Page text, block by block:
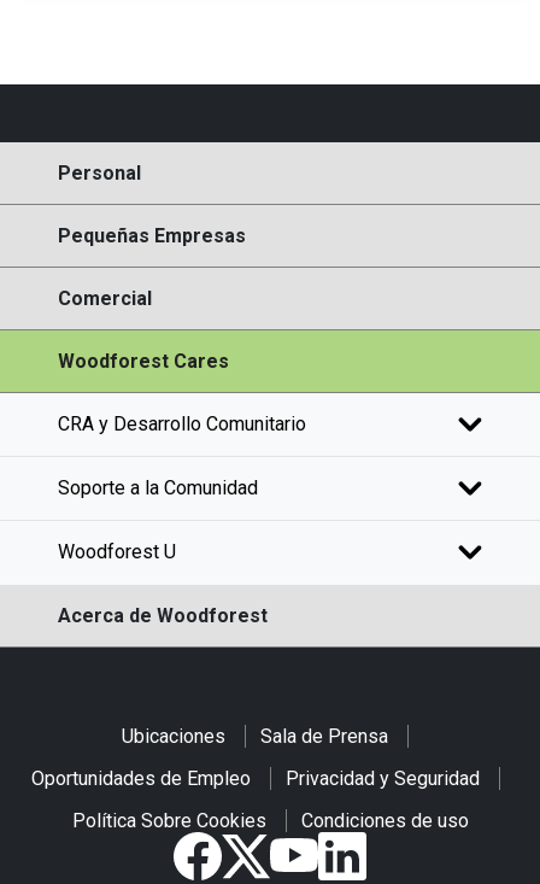
Personal
Pequeñas Empresas
Comercial
Woodforest Cares
CRA y Desarrollo Comunitario
Soporte a la Comunidad
Woodforest U
Acerca de Woodforest
Ubicaciones
Sala de Prensa
Oportunidades de Empleo
Privacidad y Seguridad
Política Sobre Cookies
Condiciones de uso